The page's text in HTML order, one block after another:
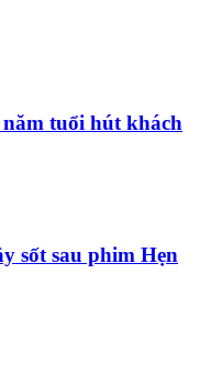
tuổi hút khách
sốt sau phim Hẹn